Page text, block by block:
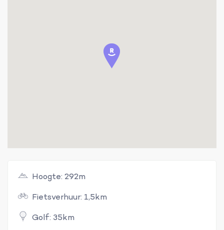
Hoogte: 292m
Fietsverhuur: 1,5km
Golf: 35km